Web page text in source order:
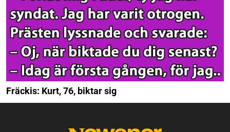
Fräckis: Kurt, 76, biktar sig